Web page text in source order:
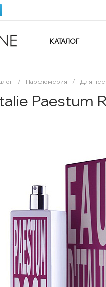
КАТАЛОГ
/ Парфюмерия / Для неё
Paestum